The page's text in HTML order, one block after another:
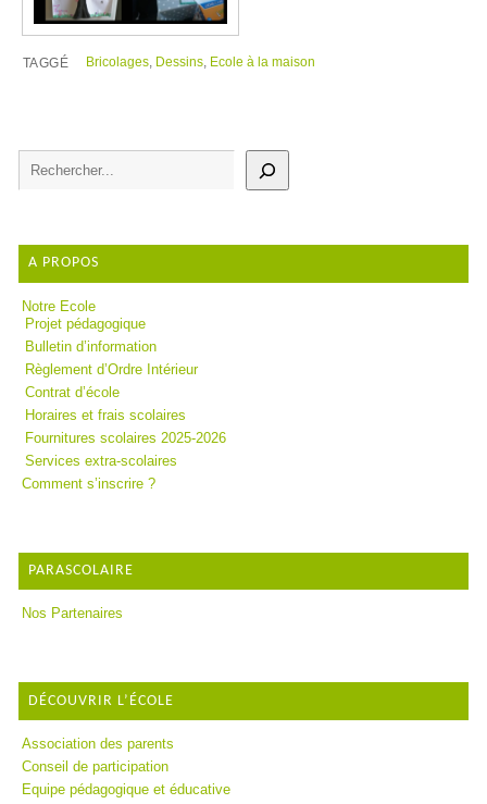
TAGGÉ Bricolages, Dessins, Ecole à la maison
A PROPOS
Notre Ecole
Projet pédagogique
Bulletin d’information
Règlement d’Ordre Intérieur
Contrat d’école
Horaires et frais scolaires
Fournitures scolaires 2025-2026
Services extra-scolaires
Comment s’inscrire ?
PARASCOLAIRE
Nos Partenaires
DÉCOUVRIR L’ÉCOLE
Association des parents
Conseil de participation
Equipe pédagogique et éducative